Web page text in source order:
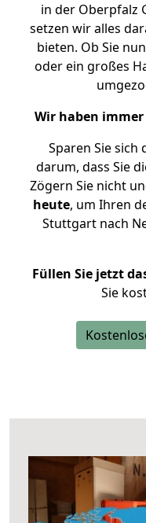
in der Oberpfalz
setzen wir alles
bieten. Ob Sie
oder ein großes
Wir haben
Sparen Sie sich
darum, dass Sie
Zögern Sie nicht
heute, um Ihren
Stuttgart nach
Füllen Sie jetzt
Sie